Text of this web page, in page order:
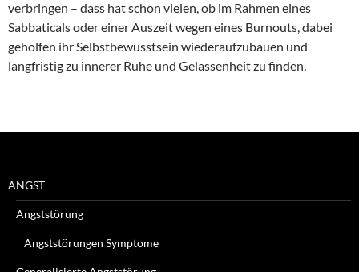
verbringen – dass hat schon vielen, ob im Rahmen eines
Sabbaticals oder einer Auszeit wegen eines Burnouts, dabei
geholfen ihr Selbstbewusstsein wiederaufzubauen und
langfristig zu innerer Ruhe und Gelassenheit zu finden.
ANGST
Angststörung
Angststörungen Symptome